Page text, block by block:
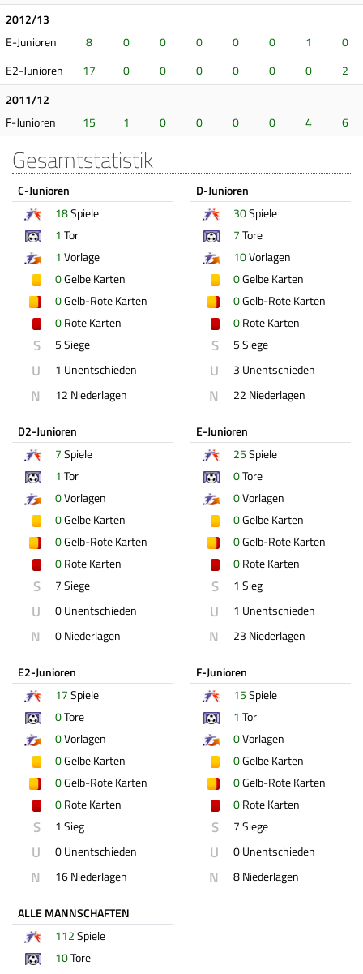
2012/13
E-Junioren
8 0 0 0 0 0 1
0
E2-Junioren
17 0 0 0 0 0 0
2
2011/12
F-Junioren
15 1 0 0 0 0 4 6
Gesamtstatistik
C-Junioren
18Spiele
1 Tor
1 Vorlage
0Gelbe Karten
0Gelb-Rote Karten
0Rote Karten
S 5 Siege
U 1 Unentschieden
N 12 Niederlagen
D-Junioren
30Spiele
7Tore
10Vorlagen
0Gelbe Karten
0Gelb-Rote Karten
0Rote Karten
S 5 Siege
U 3 Unentschieden
N 22 Niederlagen
D2-Junioren
7Spiele
1 Tor
0Vorlagen
0Gelbe Karten
0Gelb-Rote Karten
0Rote Karten
S 7 Siege
U 0 Unentschieden
N 0 Niederlagen
E-Junioren
25Spiele
0Tore
0Vorlagen
0Gelbe Karten
0Gelb-Rote Karten
0Rote Karten
S 1 Sieg
U 1 Unentschieden
N 23 Niederlagen
E2-Junioren
17Spiele
0Tore
0Vorlagen
0Gelbe Karten
0Gelb-Rote Karten
0Rote Karten
S 1 Sieg
U 0 Unentschieden
N 16 Niederlagen
F-Junioren
15Spiele
1 Tor
0Vorlagen
0Gelbe Karten
0Gelb-Rote Karten
0Rote Karten
S 7 Siege
U 0 Unentschieden
N 8 Niederlagen
ALLE MANNSCHAFTEN
112Spiele
10Tore